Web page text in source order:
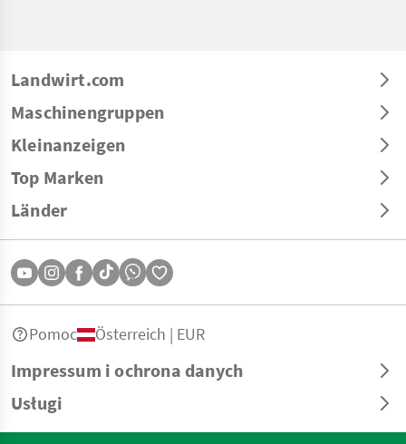
Landwirt.com
Maschinengruppen
Kleinanzeigen
Top Marken
Länder
Impressum i ochrona danych
Usługi
Pomoc Österreich | EUR